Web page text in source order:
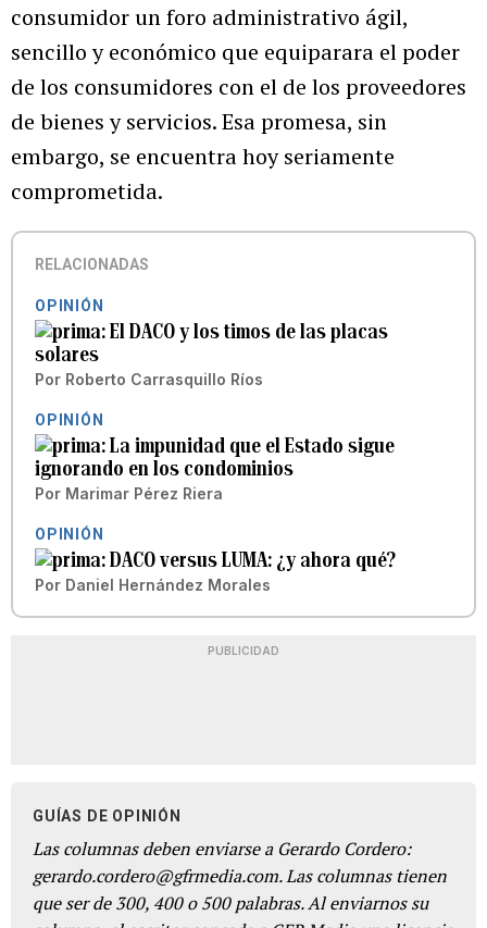
consumidor un foro administrativo ágil,
sencillo y económico que equiparara el poder
de los consumidores con el de los proveedores
de bienes y servicios. Esa promesa, sin
embargo, se encuentra hoy seriamente
comprometida.
RELACIONADAS
OPINIÓN
El DACO y los timos de las placas
solares
Por Roberto Carrasquillo Ríos
OPINIÓN
La impunidad que el Estado sigue
ignorando en los condominios
Por Marimar Pérez Riera
OPINIÓN
DACO versus LUMA: ¿y ahora qué?
Por Daniel Hernández Morales
PUBLICIDAD
GUÍAS DE OPINIÓN
Las columnas deben enviarse a Gerardo Cordero:
gerardo.cordero@gfrmedia.com. Las columnas tienen
que ser de 300, 400 o 500 palabras. Al enviarnos su